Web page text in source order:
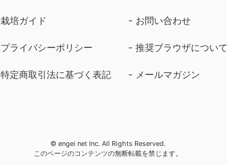
栽培ガイド お問い合わせ
プライバシーポリシー 推奨ブラウザについて
特定商取引法に基づく表記 メールマガジン
© engei net Inc. All Rights Reserved.
このページのコンテンツの無断転載を禁じます。